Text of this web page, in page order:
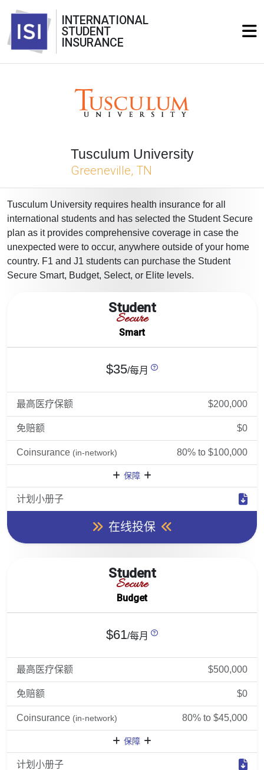
INTERNATIONAL
STUDENT
INSURANCE
Tusculum University
Greeneville, TN
Tusculum University requires health insurance for all
international students and has selected the Student Secure
plan as it provides comprehensive coverage in case the
unexpected were to occur, anywhere outside of your home
country. F1 and J1 students can purchase the Student
Secure Smart, Budget, Select, or Elite levels.
Student
Secure
Smart
$35/每月
最高医疗保额 $200,000
免赔额 $0
Coinsurance (in-network) 80% to $100,000
保障
计划小册子
在线投保
Student
Secure
Budget
$61/每月
最高医疗保额 $500,000
免赔额 $0
Coinsurance (in-network) 80% to $45,000
保障
计划小册子